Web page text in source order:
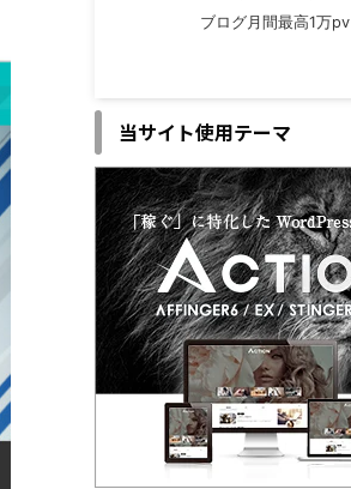
ブログ月間最高1万pv
当サイト使用テーマ